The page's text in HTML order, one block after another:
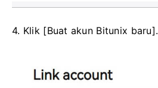
4. Klik [Buat akun Bitunix baru].